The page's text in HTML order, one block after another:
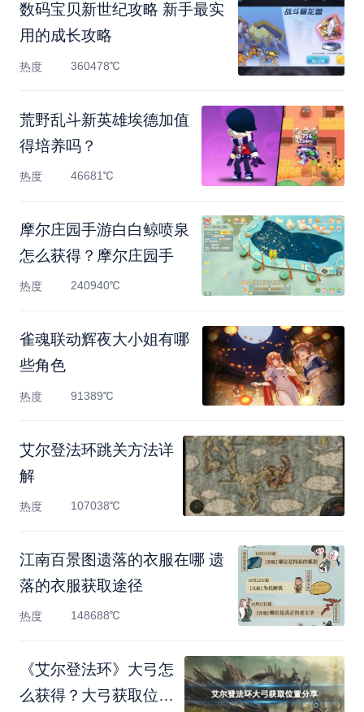
数码宝贝新世纪攻略 新手最实
用的成长攻略
热度 360478℃
荒野乱斗新英雄埃德加值
得培养吗？
热度 46681℃
摩尔庄园手游白白鲸喷泉
怎么获得？摩尔庄园手
热度 240940℃
雀魂联动辉夜大小姐有哪
些角色
热度 91389℃
艾尔登法环跳关方法详
解
热度 107038℃
江南百景图遗落的衣服在哪 遗
落的衣服获取途径
热度 148688℃
《艾尔登法环》大弓怎
么获得？大弓获取位置